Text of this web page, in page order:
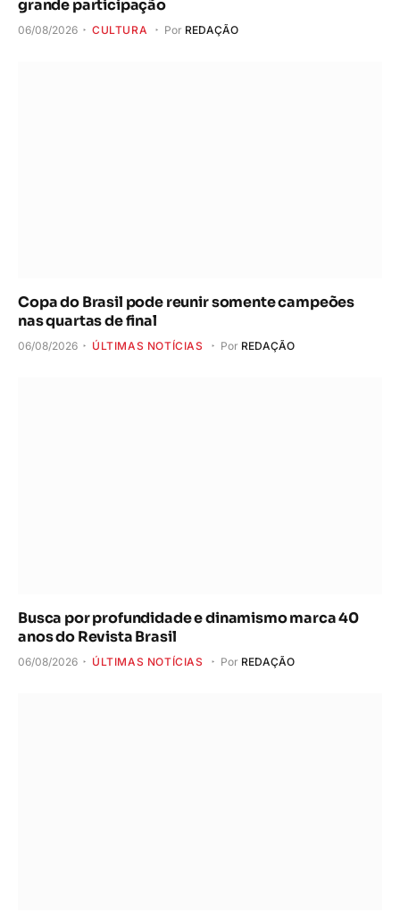
grande participação
06/08/2026 CULTURA Por REDAÇÃO
Copa do Brasil pode reunir somente campeões
nas quartas de final
06/08/2026 ÚLTIMAS NOTÍCIAS Por REDAÇÃO
Busca por profundidade e dinamismo marca 40
anos do Revista Brasil
06/08/2026 ÚLTIMAS NOTÍCIAS Por REDAÇÃO